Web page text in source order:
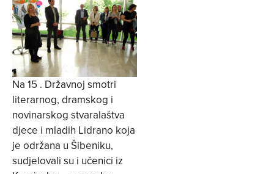
Na 15 . Državnoj smotri
literarnog, dramskog i
novinarskog stvaralaštva
djece i mladih Lidrano koja
je održana u Šibeniku,
sudjelovali su i učenici iz